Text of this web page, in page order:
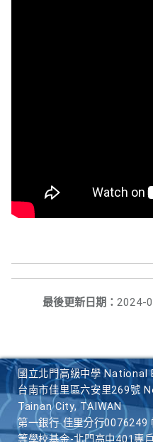
最後更新日期： 2024-
國立北門高級中學
台南市佳里區六安里269號
Tainan City, TAIWAN
第一銀行 佳里分行0076249
等學校基金-北門高中401專